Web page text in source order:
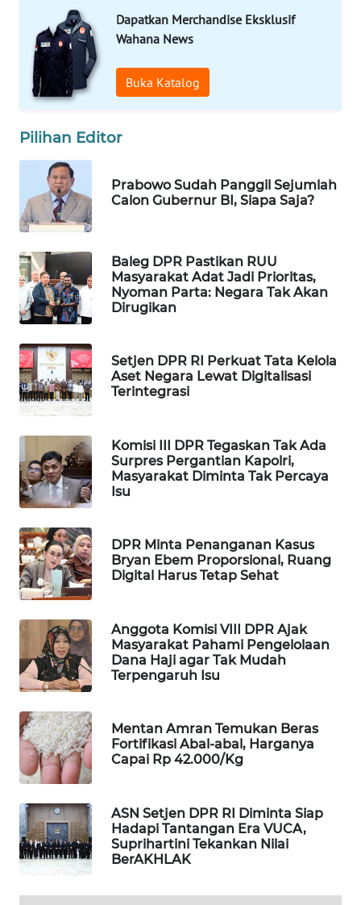
Dapatkan Merchandise Eksklusif
Wahana News
Buka Katalog
Pilihan Editor
Prabowo Sudah Panggil Sejumlah
Calon Gubernur BI, Siapa Saja?
Baleg DPR Pastikan RUU
Masyarakat Adat Jadi Prioritas,
Nyoman Parta: Negara Tak Akan
Dirugikan
Setjen DPR RI Perkuat Tata Kelola
Aset Negara Lewat Digitalisasi
Terintegrasi
Komisi III DPR Tegaskan Tak Ada
Surpres Pergantian Kapolri,
Masyarakat Diminta Tak Percaya
Isu
DPR Minta Penanganan Kasus
Bryan Ebem Proporsional, Ruang
Digital Harus Tetap Sehat
Anggota Komisi VIII DPR Ajak
Masyarakat Pahami Pengelolaan
Dana Haji agar Tak Mudah
Terpengaruh Isu
Mentan Amran Temukan Beras
Fortifikasi Abal-abal, Harganya
Capai Rp 42.000/Kg
ASN Setjen DPR RI Diminta Siap
Hadapi Tantangan Era VUCA,
Suprihartini Tekankan Nilai
BerAKHLAK
WAHANA
SPORT
WAHANA
UMKM
SELEB
WAHANA
PERSONA
WAHANA
OTOMOTIF
WAHANA
HEALTH
WAHANA
DESA
WISATA
LAPAK
WAHANA
Network
KONSUMEN
LISTRIK
MASYARAKAT
KELISTRIKAN
ID
MAWAKA
ID
MARTABAT
NET
WATCH